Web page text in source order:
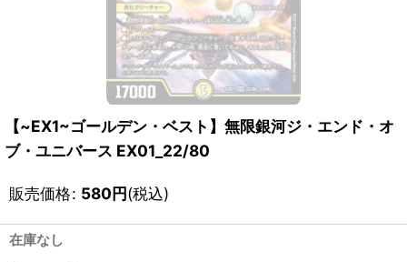
【~EX1~ゴールデン・ベスト】無限銀河ジ・エンド・オ
ブ・ユニバース EX01_22/80
販売価格: 580円(税込)
在庫なし